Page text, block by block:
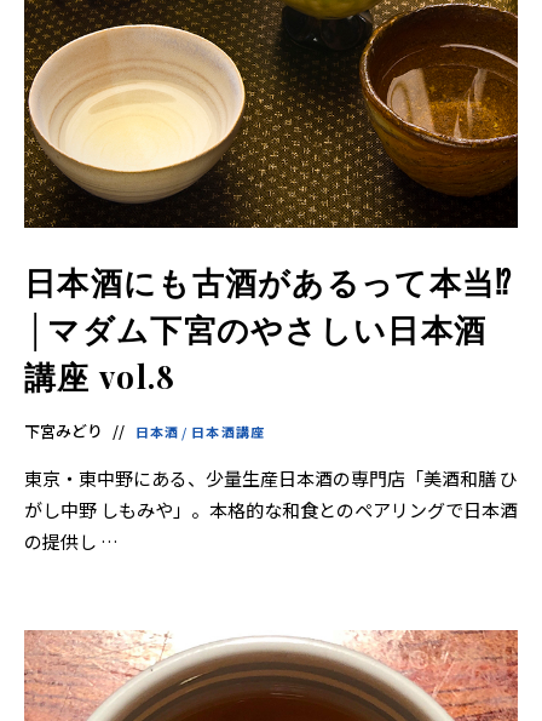
日本酒にも古酒があるって本当⁉
│マダム下宮のやさしい日本酒
講座 vol.8
下宮みどり 日本酒 / 日本酒講座
東京・東中野にある、少量生産日本酒の専門店「美酒和膳 ひ
がし中野 しもみや」。本格的な和食とのペアリングで日本酒
の提供し …